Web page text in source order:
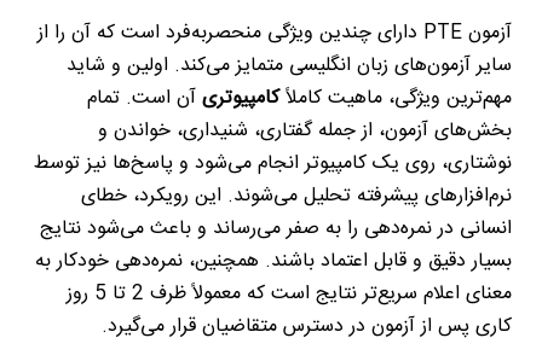
آزمونPTE دارای چندین ویژگی منحصربه‌فرد است که آن را از
سایر آزمون‌های زبان انگلیسی متمایز می‌کند. اولین و شاید
مهم‌ترین ویژگی، ماهیت کاملاًکامپیوتریآن است. تمام
بخش‌های آزمون، از جمله گفتاری، شنیداری، خواندن و
نوشتاری، روی یک کامپیوتر انجام می‌شود و پاسخ‌ها نیز توسط
نرم‌افزارهای پیشرفته تحلیل می‌شوند. این رویکرد، خطای
انسانی در نمره‌دهی را به صفر می‌رساند و باعث می‌شود نتایج
بسیار دقیق و قابل اعتماد باشند. همچنین، نمره‌دهی خودکار به
معنای اعلام سریع‌تر نتایج است که معمولاً ظرف 2 تا 5 روز
کاری پس از آزمون در دسترس متقاضیان قرار می‌گیرد.